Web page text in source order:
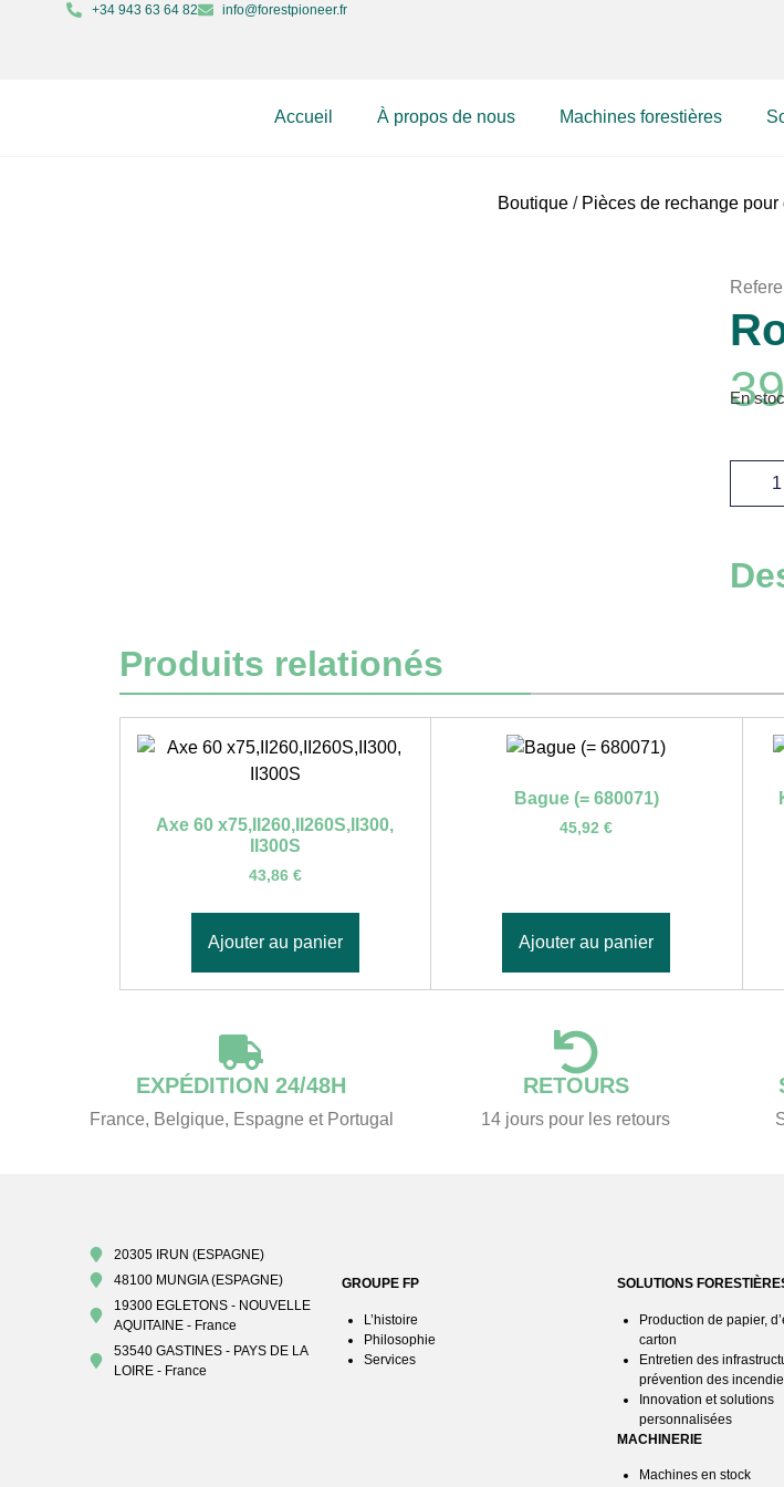
+34 943 63 64 82 info@forestpioneer.fr
Accueil À propos de nous Machines forestières
Boutique / Pièces de rechange pour
En
Produits relationés
Axe 60 x75,II260,II260S,II300,
II300S
43,86 €
Ajouter au panier
Bague (= 680071)
45,92€
Ajouter au panier
EXPÉDITION 24/48H
France, Belgique, Espagne et Portugal
RETOURS
14 jours pour les retours
20305 IRUN (ESPAGNE)
48100 MUNGIA (ESPAGNE)
19300 EGLETONS - NOUVELLE
AQUITAINE - France
53540 GASTINES - PAYS DE LA
LOIRE - France
GROUPE FP
L’histoire
Philosophie
Services
SOLUTIONS
Production de papier,
carton
Entretien des
prévention des
Innovation et solutions
personnalisées
MACHINERIE
Machines en stock